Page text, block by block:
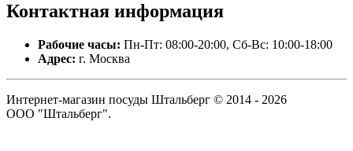
Контактная информация
Рабочие часы: Пн-Пт: 08:00-20:00, Сб-Вс: 10:00-18:00
Адрес: г. Москва
Интернет-магазин посуды Штальберг © 2014 - 2026
ООО "Штальберг".